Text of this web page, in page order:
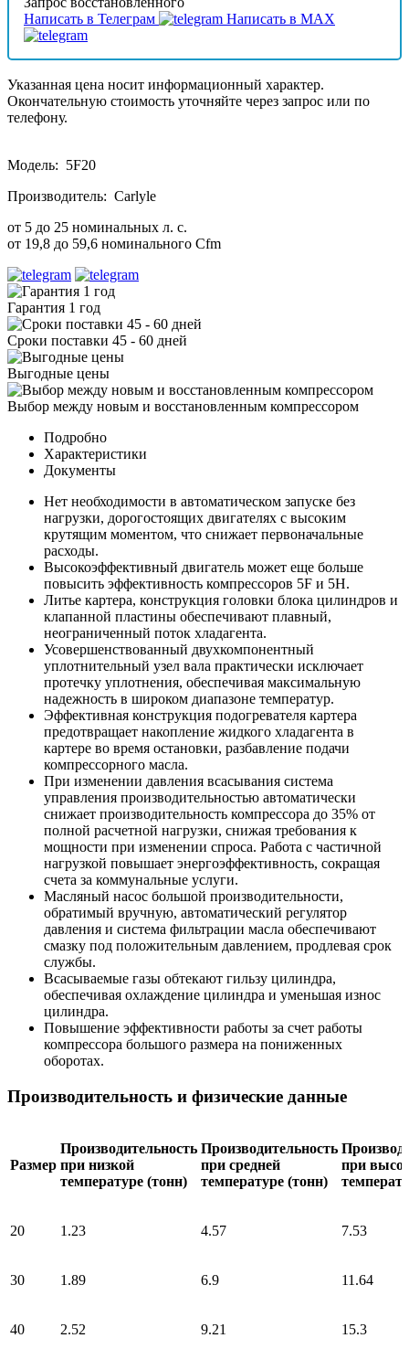
Написать в Телеграм
Написать в MAX
Указанная цена носит информационный характер.
Окончательную стоимость уточняйте через запрос или по
телефону.
Модель: 5F20
Производитель: Carlyle
от 5 до 25 номинальных л. с.
от 19,8 до 59,6 номинального Cfm
Гарантия 1 год
Сроки поставки 45 - 60 дней
Выгодные цены
Выбор между новым и восстановленным компрессором
Подробно
Характеристики
Документы
Нет необходимости в автоматическом запуске без
нагрузки, дорогостоящих двигателях с высоким
крутящим моментом, что снижает первоначальные
расходы.
Высокоэффективный двигатель может еще больше
повысить эффективность компрессоров 5F и 5H.
Литье картера, конструкция головки блока цилиндров и
клапанной пластины обеспечивают плавный,
неограниченный поток хладагента.
Усовершенствованный двухкомпонентный
уплотнительный узел вала практически исключает
протечку уплотнения, обеспечивая максимальную
надежность в широком диапазоне температур.
Эффективная конструкция подогревателя картера
предотвращает накопление жидкого хладагента в
картере во время остановки, разбавление подачи
компрессорного масла.
При изменении давления всасывания система
управления производительностью автоматически
снижает производительность компрессора до 35% от
полной расчетной нагрузки, снижая требования к
мощности при изменении спроса. Работа с частичной
нагрузкой повышает энергоэффективность, сокращая
счета за коммунальные услуги.
Масляный насос большой производительности,
обратимый вручную, автоматический регулятор
давления и система фильтрации масла обеспечивают
смазку под положительным давлением, продлевая срок
службы.
Всасываемые газы обтекают гильзу цилиндра,
обеспечивая охлаждение цилиндра и уменьшая износ
цилиндра.
Повышение эффективности работы за счет работы
компрессора большого размера на пониженных
оборотах.
Производительность и физические данные
Размер
Производительность
при низкой
температуре (тонн)
Производительность
при средней
температуре (тонн)
при
20 1.23 4.57 7.53
30 1.89 6.9 11.64
40 2.52 9.21 15.3